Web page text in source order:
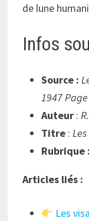
de lune
Infos
Source :
1947
Auteur:
Titre :
Rubrique :
Articles liés :
Les